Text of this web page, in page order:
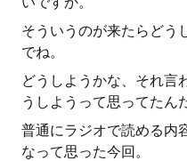
そういうのが来たらどう
でね。
どうしようかな、それ言
うしようって思ってたん
普通にラジオで読める内
なって思った今回。